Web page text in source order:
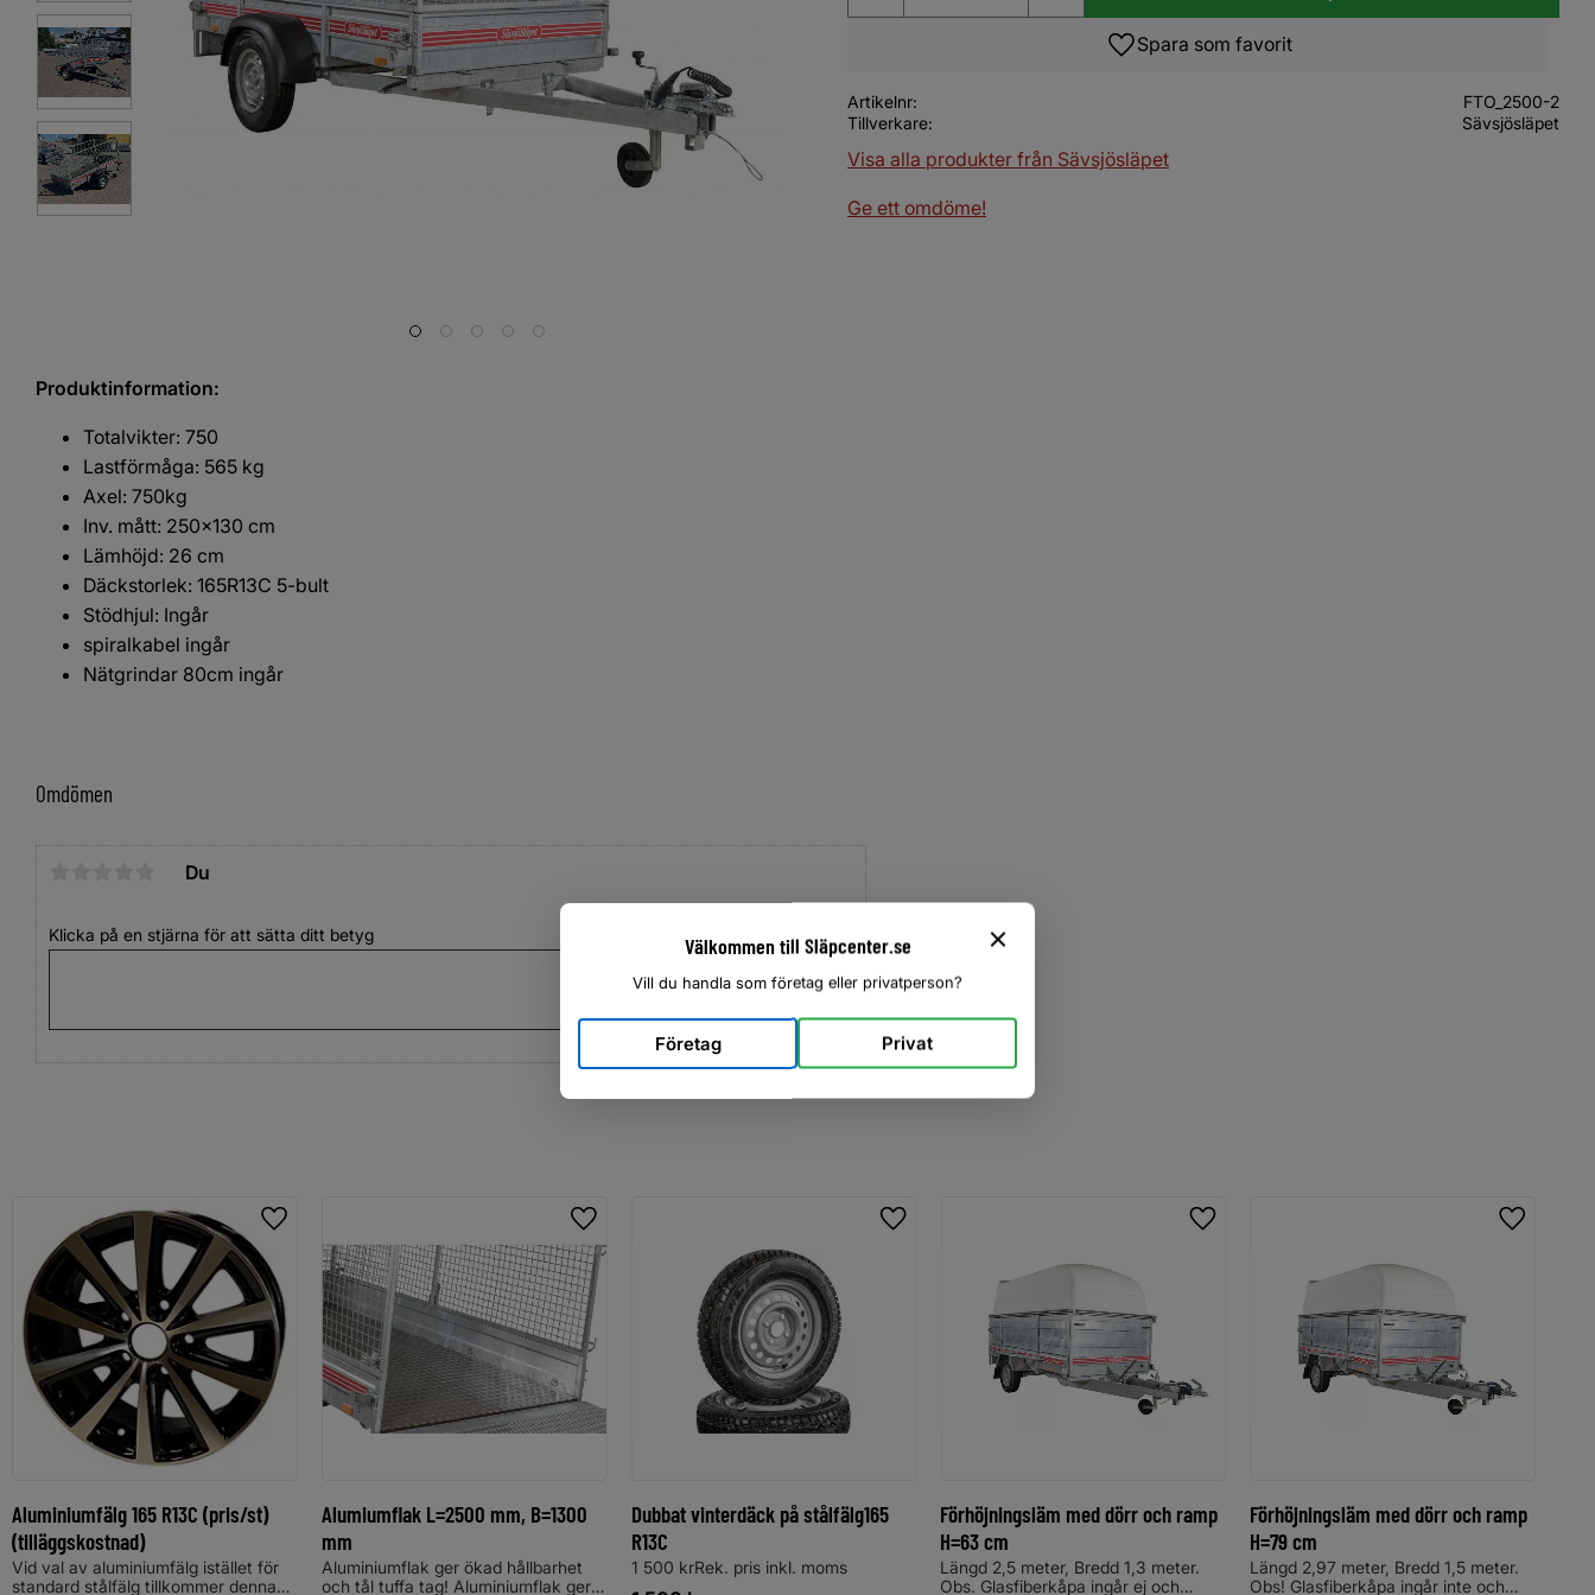
Lägg till i favoriter
Artikelnr
FTO_2500-2
Tillverkare
Sävsjösläpet
Visa alla produkter från Sävsjösläpet
Ge ett omdöme!
Produktinformation:
Totalvikter: 750
Lastförmåga: 565 kg
Axel: 750kg
Inv. mått: 250x130 cm
Lämhöjd: 26 cm
Däckstorlek: 165R13C 5-bult
Stödhjul: Ingår
spiralkabel ingår
Nätgrindar 80cm ingår
Omdömen
Du
Klicka på en stjärna för att sätta ditt betyg
Aluminiumfälg 165 R13C (pris/st)
(tilläggskostnad)
Vid val av aluminiumfälg istället för
standard stålfälg tillkommer denna
Lägg till i favoriter
Alumiumflak L=2500 mm, B=1300
mm
Aluminiumflak ger ökad hållbarhet
och tål tuffa tag! Aluminiumflak ger
Lägg till i favoriter
Dubbat vinterdäck på stålfälg165
R13C
1 500 krRek. pris inkl. moms
Lägg till i favoriter
Förhöjningsläm med dörr och ramp
H=63 cm
Längd 2,5 meter, Bredd 1,3 meter.
Obs. Glasfiberkåpa ingår ej och
Lägg till i favoriter
Förhöjningsläm med dörr och ramp
H=79 cm
Längd 2,97 meter, Bredd 1,5 meter.
Obs! Glasfiberkåpa ingår inte och
Lägg till
Välkommen till Släpcenter.se
Vill du handla som företag eller privatperson?
Företag Privat